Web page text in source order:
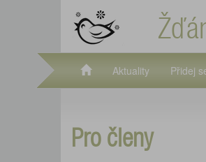
Aktuality Přidej
Pro členy